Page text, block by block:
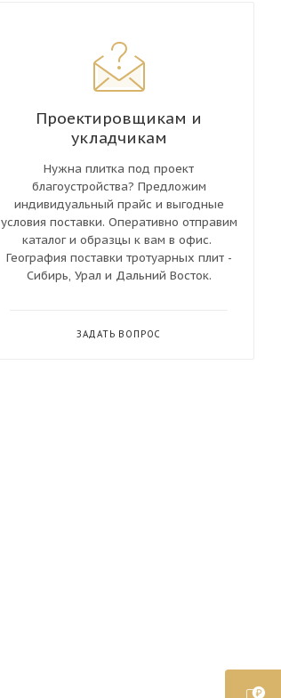
Проектировщикам и
укладчикам
Нужна плитка под проект
благоустройства? Предложим
индивидуальный прайс и выгодные
условия поставки. Оперативно отправим
каталог и образцы к вам в офис.
География поставки тротуарных плит -
Сибирь, Урал и Дальний Восток.
ЗАДАТЬ ВОПРОС